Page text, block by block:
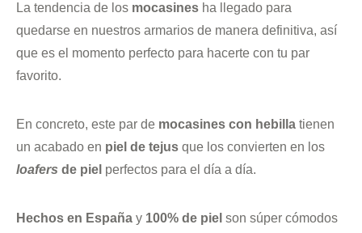
La tendencia de los mocasines ha llegado para
quedarse en nuestros armarios de manera definitiva, así
que es el momento perfecto para hacerte con tu par
favorito.
En concreto, este par de mocasines con hebilla tienen
un acabado en piel de tejus que los convierten en los
loafers de piel perfectos para el día a día.
Hechos en España y 100% de piel son súper cómodos